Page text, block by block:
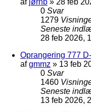
0 Svar
1279
Seneste
28 feb 2026,
Oprangering 777
afgmmz » 13 feb
0 Svar
1460
Seneste
13 feb 2026,